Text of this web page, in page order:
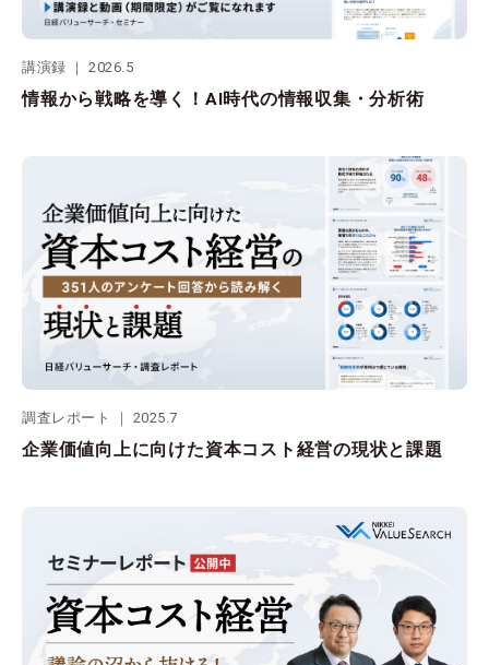
講演録 ｜ 2026.5
情報から戦略を導く！AI時代の情報収集・分析術
調査レポート ｜ 2025.7
企業価値向上に向けた資本コスト経営の現状と課題